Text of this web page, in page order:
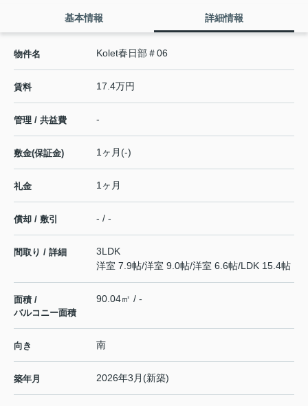
基本情報 詳細情報
物件名 Kolet春日部＃06
賃料 17.4万円
管理 / 共益費 -
敷金(保証金) 1ヶ月(-)
礼金 1ヶ月
償却 / 敷引 - / -
間取り / 詳細
3LDK
洋室 7.9帖/洋室 9.0帖/洋室 6.6帖/LDK 15.4帖
面積 /
バルコニー面積
90.04㎡ / -
向き 南
築年月 2026年3月(新築)